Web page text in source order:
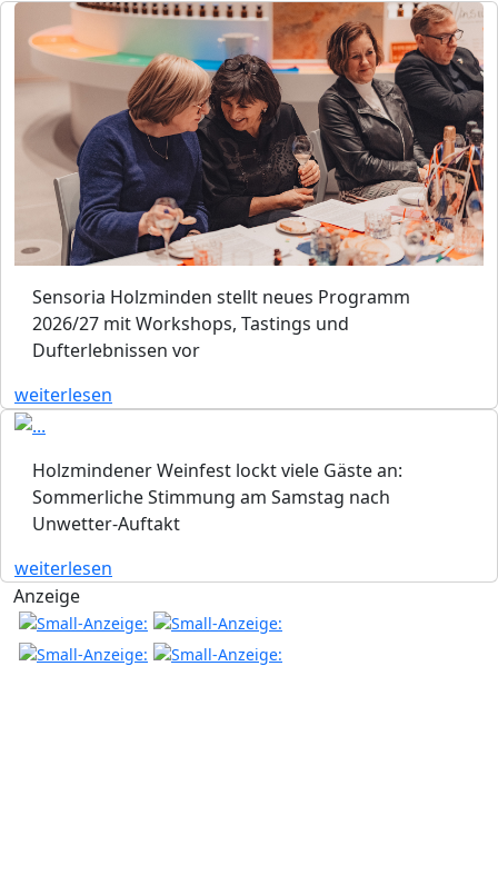
Sensoria Holzminden stellt neues Programm
2026/27 mit Workshops, Tastings und
Dufterlebnissen vor
weiterlesen
Holzmindener Weinfest lockt viele Gäste an:
Sommerliche Stimmung am Samstag nach
Unwetter-Auftakt
weiterlesen
Anzeige